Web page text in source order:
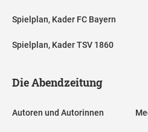
Spielplan, Kader FC Bayern
Spielplan, Kader TSV 1860
Die Abendzeitung
Autoren und Autorinnen